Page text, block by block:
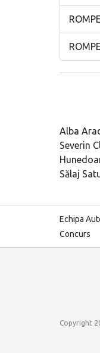
Alba
Severin
Sălaj
Echipa
Concurs
Copyright